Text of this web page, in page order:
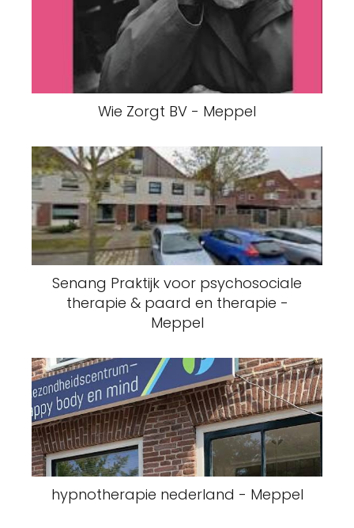
Wie Zorgt BV - Meppel
Senang Praktijk voor psychosociale
therapie & paard en therapie -
Meppel
hypnotherapie nederland - Meppel